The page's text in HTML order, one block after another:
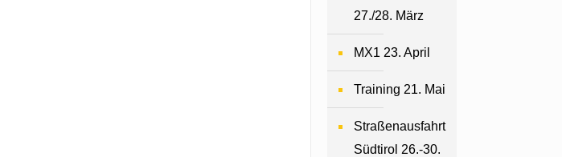
27./28. März
MX1 23. April
Training 21. Mai
Straßenausfahrt
Südtirol 26.-30.